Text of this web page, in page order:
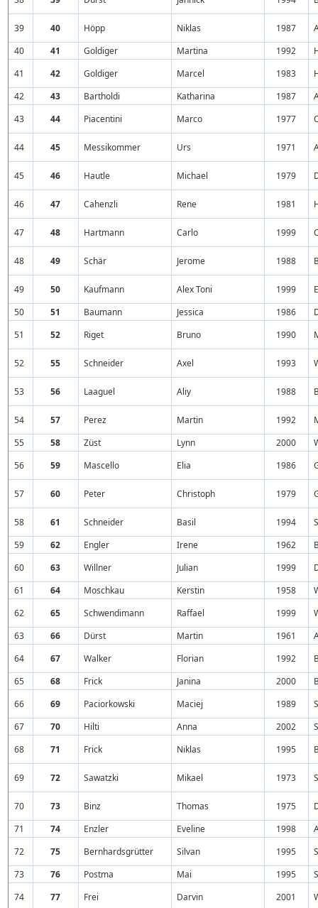
39 40 Höpp Niklas 1987
40
41 Goldiger Martina 1992
41
42 Goldiger Marcel 1983
42
43 Bartholdi Katharina 1987
43
44 Piacentini Marco 1977
44 45 Messikommer Urs 1971
45 46 Hautle Michael 1979
46 47 Cahenzli Rene 1981
47 48 Hartmann Carlo 1999
48 49 Schär Jerome 1988
49 50 Kaufmann Alex Toni 1999
50
51 Baumann Jessica 1986
51
52 Riget Bruno 1990
52 55 Schneider Axel 1993
53 56 Laaguel Aliy 1988
54 57 Perez Martin 1992
55
58 Züst Lynn 2000
56
59 Mascello Elia 1986
57 60 Peter Christoph 1979
58 61 Schneider Basil 1994
59
62 Engler Irene 1962
60
63 Willner Julian 1999
61
64 Moschkau Kerstin 1958
62
65 Schwendimann Raffael 1999
63
66 Dürst Martin 1961
64
67 Walker Florian 1992
65
68 Frick Janina 2000
66
69 Paciorkowski Maciej 1989
67
70 Hilti Anna 2002
68
71 Frick Niklas 1995
69 72 Sawatzki Mikael 1973
70 73 Binz Thomas 1975
71
74 Enzler Eveline 1998
72
75 Bernhardsgrütter Silvan 1995
73
76 Postma Mai 1995
74
77 Frei Darvin 2001